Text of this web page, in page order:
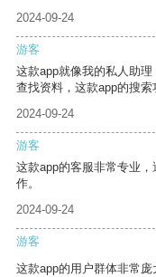
2024-09-24
游客
这款app就像我的私人助
查找资料，这款app的搜索
2024-09-24
游客
这款app的客服非常专业
作。
2024-09-24
游客
这款app的用户群体非常庞